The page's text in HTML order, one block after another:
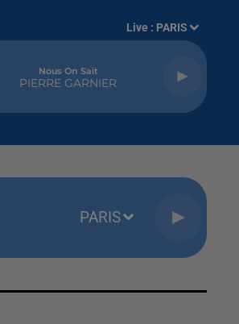
Live : PARIS
Nous On Sait
PIERRE GARNIER
PARIS